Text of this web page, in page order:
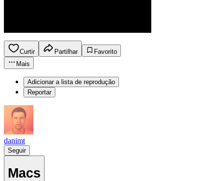
Curtir Partilhar
Favorito
Mais
Adicionar a lista de reprodução
Reportar
danimt
Seguir
Macs